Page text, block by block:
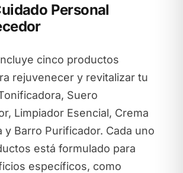
Personal
cinco productos
rejuvenecer y revitalizar tu
Suero
Limpiador Esencial, Crema
y Barro Purificador. Cada uno
está formulado para
específicos, como